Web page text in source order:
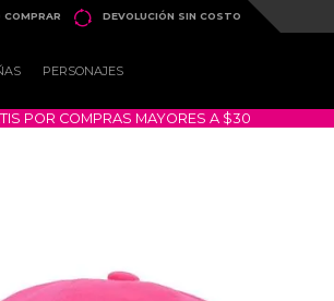
COMPRAR  DEVOLUCIÓN SIN COSTO
PERSONAJES
POR COMPRAS MAYORES A $30